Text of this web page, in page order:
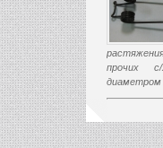
прочих
диаметром